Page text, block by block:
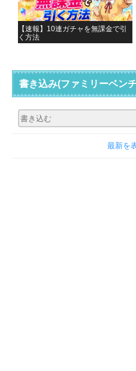
【速報】10連ガチャを無課金で引
く方法
書き込み(ファミリーベン
最新を